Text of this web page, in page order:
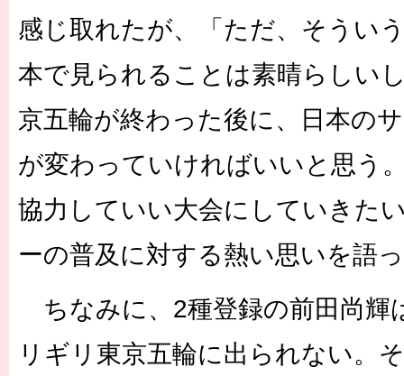
感じ取れたが、「ただ、そうい
本で見られることは素晴らしい
京五輪が終わった後に、日本の
が変わっていければいいと思う
協力していい大会にしていきた
ーの普及に対する熱い思いを語
ちなみに、2種登録の前田尚輝
リギリ東京五輪に出られない。